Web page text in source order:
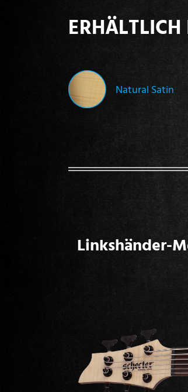
Natural Satin
Linkshänder-